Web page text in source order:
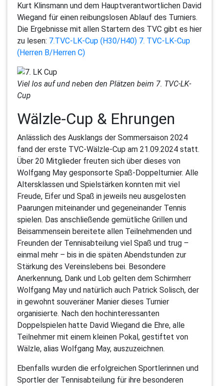
Kurt Klinsmann und dem Hauptverantwortlichen David
Wiegand für einen reibungslosen Ablauf des Turniers.
Die Ergebnisse mit allen Startern des TVC gibt es hier
zu lesen: 7.TVC-LK-Cup (H30/H40) 7. TVC-LK-Cup
(Herren B/Herren C)
Viel los auf und neben den Plätzen beim 7. TVC-LK-
Cup
Wälzle-Cup & Ehrungen
Anlässlich des Ausklangs der Sommersaison 2024
fand der erste TVC-Wälzle-Cup am 21.09.2024 statt.
Über 20 Mitglieder freuten sich über dieses von
Wolfgang May gesponsorte Spaß-Doppelturnier. Alle
Altersklassen und Spielstärken konnten mit viel
Freude, Eifer und Spaß in jeweils neu ausgelosten
Paarungen miteinander und gegeneinander Tennis
spielen. Das anschließende gemütliche Grillen und
Beisammensein bereitete allen Teilnehmenden und
Freunden der Tennisabteilung viel Spaß und trug –
einmal mehr – bis in die späten Abendstunden zur
Stärkung des Vereinslebens bei. Besondere
Anerkennung, Dank und Lob gelten dem Schirmherr
Wolfgang May und natürlich auch Patrick Solisch, der
in gewohnt souveräner Manier dieses Turnier
organisierte. Nach den hochinteressanten
Doppelspielen hatte David Wiegand die Ehre, alle
Teilnehmer mit einem kleinen Pokal, gestiftet von
Wälzle, alias Wolfgang May, auszuzeichnen.
Ebenfalls wurden die erfolgreichen Sportlerinnen und
Sportler der Tennisabteilung für ihre besonderen